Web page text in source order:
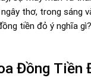
thơ, trong sáng
tiền đỏ ý nghĩa
Đồng Tiền